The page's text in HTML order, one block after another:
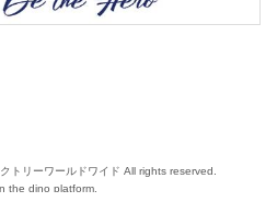
トリーワールドワイド All rights reserved.
the dino platform.